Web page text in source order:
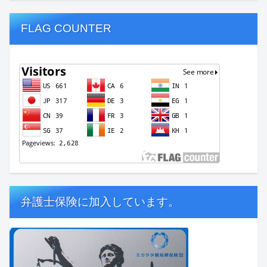
FLAG COUNTER
弁護士保険に加入しています。